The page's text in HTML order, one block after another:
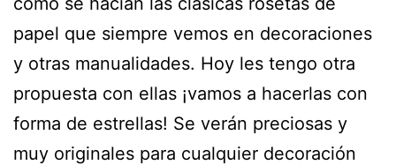
papel que siempre vemos en decoraciones
y otras manualidades. Hoy les tengo otra
propuesta con ellas ¡vamos a hacerlas con
forma de estrellas! Se verán preciosas y
muy originales para cualquier decoración